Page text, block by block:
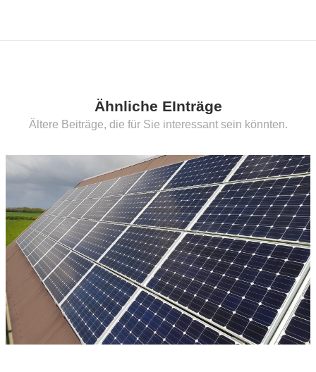
Ähnliche EInträge
Ältere Beiträge, die für Sie interessant sein könnten.